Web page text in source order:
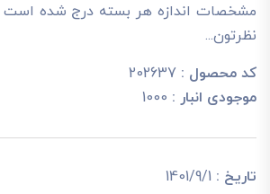
مشخصات اندازه هر بسته درج شده
نظرتون...
کد محصول : 202637
موجودی انبار : 1000
تاریخ : 1401/9/1